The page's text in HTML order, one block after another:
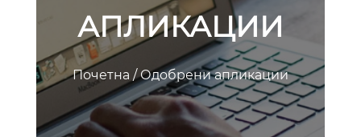
АПЛИКАЦИИ
Почетна /Одобрени апликации